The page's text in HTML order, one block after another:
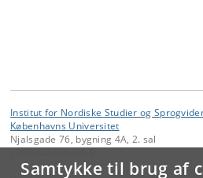
Samtykke til brug af
Institut for Nordiske Studier og
Københavns Universitet
Njalsgade 76, bygning 4A, 2. sal